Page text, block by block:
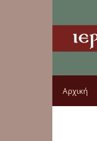
Αρχική